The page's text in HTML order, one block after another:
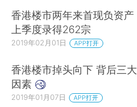
香港楼市两年来首现负资产
上季度录得262宗
2019年02月01日 APP打开
香港楼市掉头向下 背后三大
因素
2019年01月07日 APP打开